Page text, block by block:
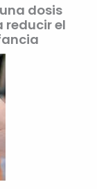
dosis
reducir el